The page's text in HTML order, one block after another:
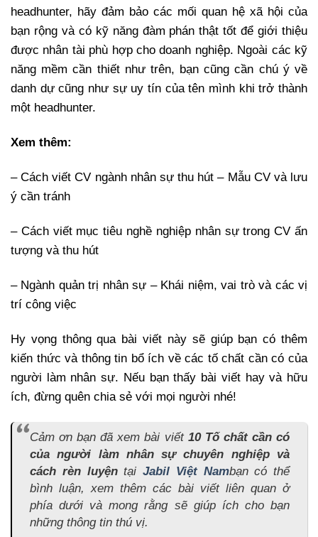
headhunter, hãy đảm bảo các mối quan hệ xã hội của
bạn rộng và có kỹ năng đàm phán thật tốt để giới thiệu
được nhân tài phù hợp cho doanh nghiệp. Ngoài các kỹ
năng mềm cần thiết như trên, bạn cũng cần chú ý về
danh dự cũng như sự uy tín của tên mình khi trở thành
một headhunter.
Xem thêm:
– Cách viết CV ngành nhân sự thu hút – Mẫu CV và lưu
ý cần tránh
– Cách viết mục tiêu nghề nghiệp nhân sự trong CV ấn
tượng và thu hút
– Ngành quản trị nhân sự – Khái niệm, vai trò và các vị
trí công việc
Hy vọng thông qua bài viết này sẽ giúp bạn có thêm
kiến thức và thông tin bổ ích về các tố chất cần có của
người làm nhân sự. Nếu bạn thấy bài viết hay và hữu
ích, đừng quên chia sẻ với mọi người nhé!
Cảm ơn bạn đã xem bài viết 10 Tố chất cần có
của người làm nhân sự chuyên nghiệp và
cách rèn luyệntại Jabil Việt Nambạn có thể
bình luận, xem thêm các bài viết liên quan ở
phía dưới và mong rằng sẽ giúp ích cho bạn
những thông tin thú vị.